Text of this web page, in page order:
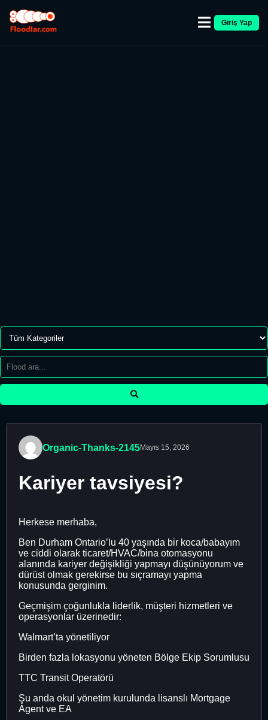
Giriş Yap
Organic-Thanks-2145Mayıs 15, 2026
Kariyer tavsiyesi?
Herkese merhaba,
Ben Durham Ontario’lu 40 yaşında bir koca/babayım
ve ciddi olarak ticaret/HVAC/bina otomasyonu
alanında kariyer değişikliği yapmayı düşünüyorum ve
dürüst olmak gerekirse bu sıçramayı yapma
konusunda gerginim.
Geçmişim çoğunlukla liderlik, müşteri hizmetleri ve
operasyonlar üzerinedir:
Walmart’ta yönetiliyor
Birden fazla lokasyonu yöneten Bölge Ekip Sorumlusu
TTC Transit Operatörü
Şu anda okul yönetim kurulunda lisanslı Mortgage
Agent ve EA